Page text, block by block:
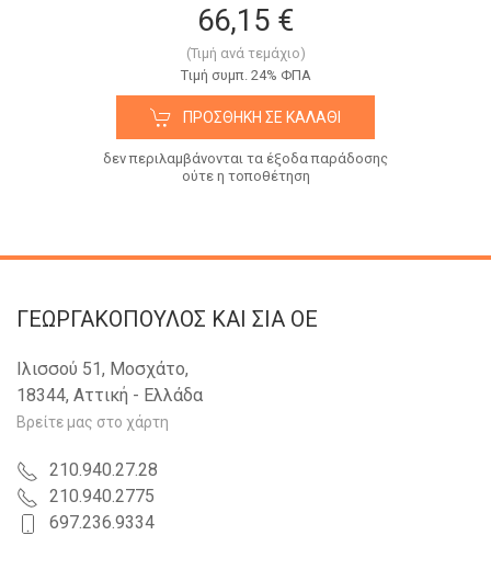
66,15 €
(Τιμή ανά τεμάχιο)
Tιμή συμπ. 24% ΦΠΑ
ΠΡΟΣΘΉΚΗ ΣΕ ΚΑΛΆΘΙ
δεν περιλαμβάνονται τα έξοδα παράδοσης
ούτε η τοποθέτηση
ΓΕΩΡΓΑΚΟΠΟΥΛΟΣ KAI ΣΙΑ OE
Ιλισσού 51, Μοσχάτο,
18344, Αττική - Ελλάδα
Βρείτε μας στο χάρτη
210.940.27.28
210.940.2775
697.236.9334